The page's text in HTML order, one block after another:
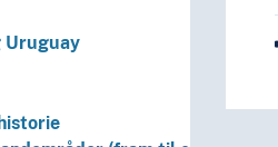
Uruguay